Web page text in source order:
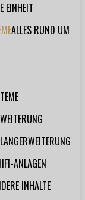
EINHEIT
ALLES RUND UM
ANLAGEN
INHALTE